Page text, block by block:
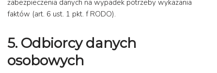
zabezpieczenia danych na wypadek potrzeby wykazania
faktów (art. 6 ust. 1 pkt. f RODO).
5. Odbiorcy danych
osobowych